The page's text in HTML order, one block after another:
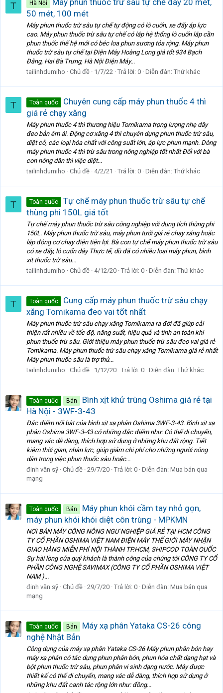
T Hà Nội
50 mét, 100 mét
Máy phun thuốc trừ sâu tự chế tự động có lô cuốn, xe đẩy áp lực
cao. Máy phun thuốc trừ sâu tự chế có lắp hệ thống lô cuốn lắp cần
phun thuốc thế hệ mới có béc loa phun sương tỏa rộng. Máy phun
thuốc trừ sâu tự chế tại Điện Máy Hoàng Long giá tốt 934 Bạch
Đằng, Hai Bà Trưng, Hà Nội Điện Máy...
tailinhdumiho
Chủ đề 1/7/22 Trả lời: 0 Diễn đàn: Thứ khác
T Toàn quốc
Chuyên cung cấp máy phun thuốc 4 thì
giá rẻ chạy xăng
Máy phun thuốc 4 thì thương hiệu Tomikama trọng lượng nhẹ dây
đeo bản êm ái. Động cơ xăng 4 thì chuyên dụng phun thuốc trừ sâu,
diệt cỏ, các loại hóa chất với công suất lớn, áp lực phun mạnh. Dòng
máy phun thuốc 4 thì trừ sâu trong nông nghiệp tốt nhất Đối với bà
con nông dân thì việc diệt...
tailinhdumiho
Chủ đề 4/2/21 Trả lời: 0 Diễn đàn: Thứ khác
T Toàn quốc
Tự chế máy phun thuốc trừ sâu tự chế
thùng phi 150L giá tốt
Tự chế máy phun thuốc trừ sâu công nghiệp với dung tích thùng phi
150L. Máy phun thuốc trừ sâu, máy phun tưới giá rẻ chạy xăng hoặc
lắp động cơ chạy điện tiện lợi. Bà con tự chế máy phun thuốc trừ sâu
có xe đẩy, lô cuốn dây Thực tế, dù đã có nhiều loại máy phun, bình
xịt thuốc trừ sâu...
tailinhdumiho
Chủ đề 4/12/20 Trả lời: 0 Diễn đàn: Thứ khác
T Toàn quốc
Cung cấp máy phun thuốc trừ sâu chạy
xăng Tomikama đeo vai tốt nhất
Máy phun thuốc trừ sâu chạy xăng Tomikama ra đời đã giúp cải
thiện rất nhiều về tốc độ, năng suất, hiệu quả và tính an toàn khi
phun thuốc trừ sâu. Giới thiệu máy phun thuốc trừ sâu đeo vai giá rẻ
Tomikama. Máy phun thuốc trừ sâu chạy xăng Tomikama giá rẻ nhất
Máy phun thuốc sâu là trợ thủ...
tailinhdumiho
Chủ đề 1/12/20 Trả lời: 0 Diễn đàn: Thứ khác
Toàn quốc Bán
Bình xịt khử trùng Oshima giá rẻ tại
Hà Nội - 3WF-3-43
Đặc điểm nổi bật của bình xịt xạ phân Oshima 3WF-3-43. Bình xịt xạ
phân Oshima 3WF-3-43 có những đặc điểm như: Có thể di chuyển,
mang vác dễ dàng, thích hợp sử dụng ở những khu đất rộng. Tiết
kiệm thời gian, nhân lực, giúp giảm chi phí cho những người nông
dân trong việc phun thuốc sâu hoặc...
đinh văn sỹ Chủ đề 29/7/20 Trả lời: 0 Diễn đàn: Mua bán qua
mạng
Toàn quốc Bán
Máy phun khói cầm tay nhỏ gọn,
máy phun khói khói diệt côn trùng - MPKMN
NƠI BÁN MÁY CÔNG NÔNG NGƯ NGHIỆP GIÁ RẺ TẠI HCM CÔNG
TY CỔ PHẦN OSHIMA VIỆT NAM ĐIỆN MÁY THẾ GIỚI MÁY NHẬN
GIAO HÀNG MIỄN PHÍ NỘI THÀNH TP.HCM, SHIPCOD TOÀN QUỐC
Sự hài lòng của quý khách là thành công của chúng tôi CÔNG TY CỔ
PHẦN CÔNG NGHỆ SAVIMAX (CÔNG TY CỔ PHẦN OSHIMA VIỆT
NAM )...
đinh văn sỹ Chủ đề 29/7/20 Trả lời: 0 Diễn đàn: Mua bán qua
mạng
Toàn quốc Bán
Máy xạ phân Yataka CS-26 công
nghệ Nhật Bản
Công dụng của máy xạ phân Yataka CS-26 Máy phun phân bón hay
máy xạ phân có tác dụng phun phân bón, phun hóa chất dạng hạt và
bột phun thuốc trừ sâu, phun phân vi sinh dạng nước. Máy được
thiết kế có thể di chuyển, mang vác dễ dàng, thích hợp sử dụng ở
những khu đất canh tác rộng lớn như: đồng...